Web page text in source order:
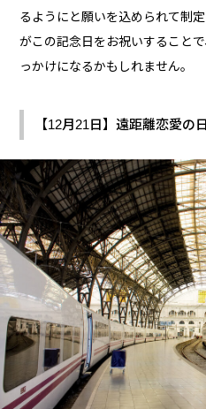
るようにと願いを込められて制
がこの記念日をお祝いすること
っかけになるかもしれません。
【12月21日】遠距離恋愛の日